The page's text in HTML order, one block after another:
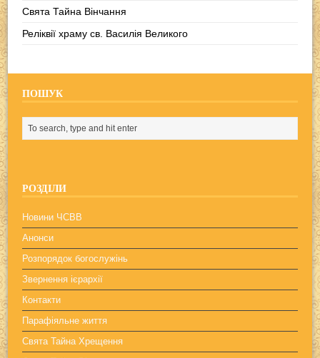
Свята Тайна Вінчання
Реліквії храму св. Василія Великого
ПОШУК
РОЗДІЛИ
Новини ЧСВВ
Анонси
Розпорядок богослужінь
Звернення ієрархії
Контакти
Парафіяльне життя
Свята Тайна Хрещення